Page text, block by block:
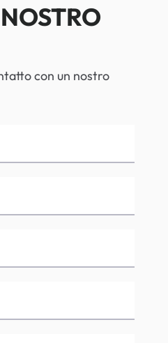
con un nostro